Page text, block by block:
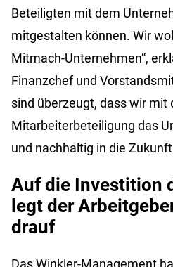
Beteiligten mit dem
mitgestalten können. Wir
Mitmach-Unternehmen“,
Finanzchef und
sind überzeugt, dass wir mit
Mitarbeiterbeteiligung das
und nachhaltig in die
Auf die Investition
legt der
drauf
Das Winkler-Management